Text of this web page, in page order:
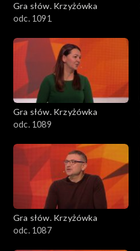
Gra słów. Krzyżówka
odc. 1091
Gra słów. Krzyżówka
odc. 1089
Gra słów. Krzyżówka
odc. 1087